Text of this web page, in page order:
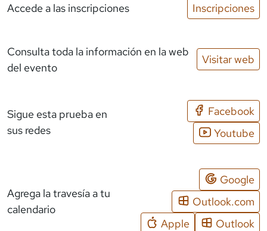
Accede a las inscripciones Inscripciones
Consulta toda la información en la web
del evento
Visitar web
Sigue esta prueba en
sus redes
Facebook
Youtube
Agrega la travesía a tu
calendario
Google
Outlook.com
Apple
Outlook